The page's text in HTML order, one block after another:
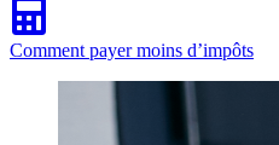
Comment payer moins d’impôts